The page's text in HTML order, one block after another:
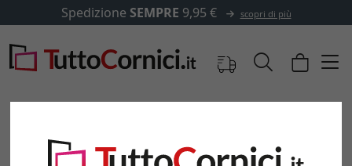
Spedizione SEMPRE 9,95 € scopri di più